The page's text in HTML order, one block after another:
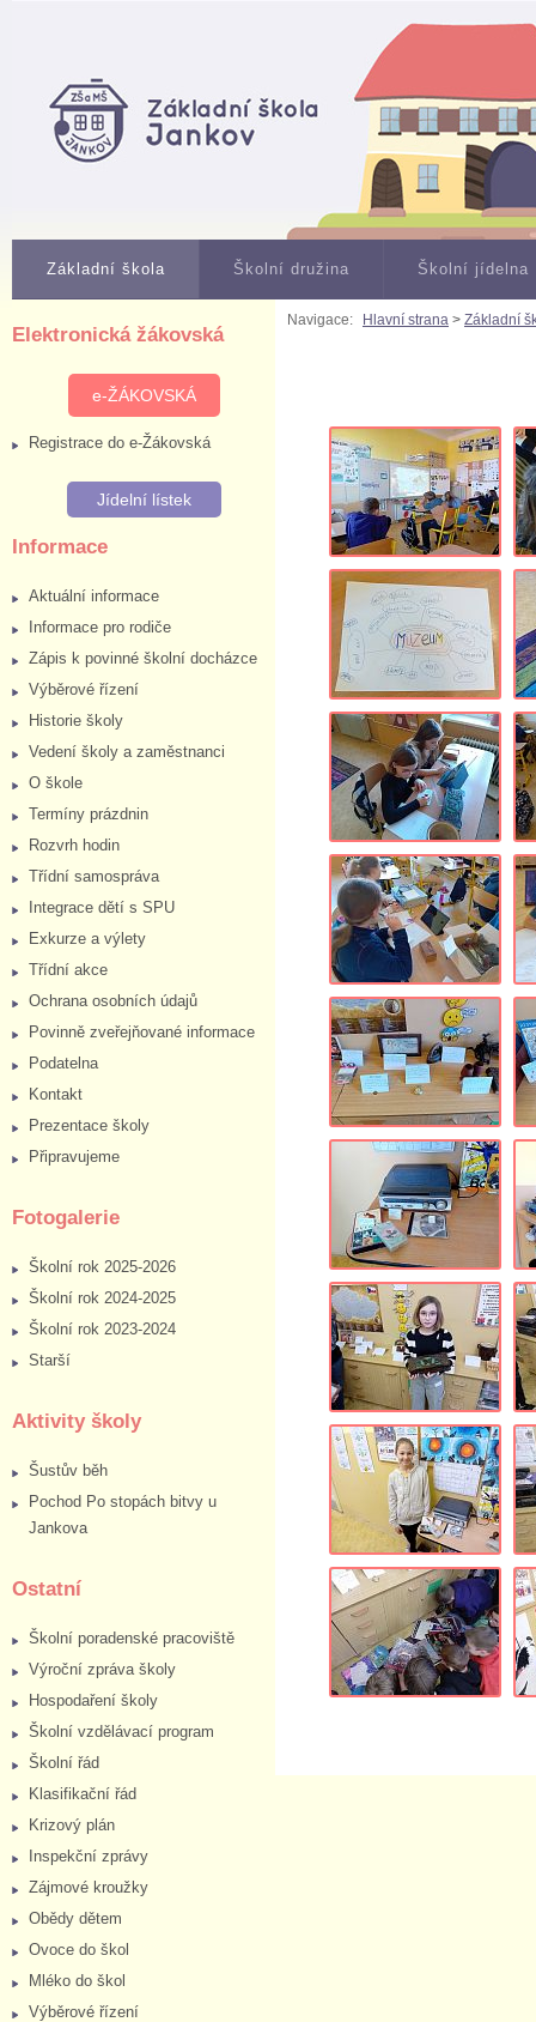
Základní škola Školní družina Školní jídelna
Elektronická žákovská
e-ŽÁKOVSKÁ
Registrace do e-Žákovská
Jídelní lístek
Informace
Aktuální informace
Informace pro rodiče
Zápis k povinné školní docházce
Výběrové řízení
Historie školy
Vedení školy a zaměstnanci
O škole
Termíny prázdnin
Rozvrh hodin
Třídní samospráva
Integrace dětí s SPU
Exkurze a výlety
Třídní akce
Ochrana osobních údajů
Povinně zveřejňované informace
Podatelna
Kontakt
Prezentace školy
Připravujeme
Fotogalerie
Školní rok 2025-2026
Školní rok 2024-2025
Školní rok 2023-2024
Starší
Aktivity školy
Šustův běh
Pochod Po stopách bitvy u
Jankova
Ostatní
Školní poradenské pracoviště
Výroční zpráva školy
Hospodaření školy
Školní vzdělávací program
Školní řád
Klasifikační řád
Krizový plán
Inspekční zprávy
Zájmové kroužky
Obědy dětem
Ovoce do škol
Mléko do škol
Výběrové řízení
Navigace: Hlavní strana > Základní